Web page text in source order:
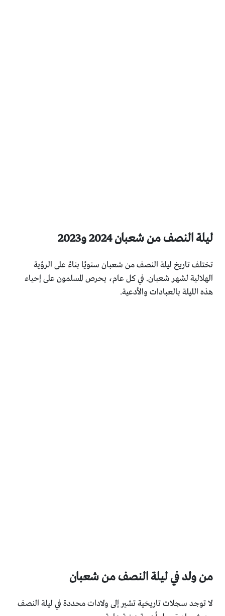
ليلة النصف من شعبان 2024 و2023
تختلف تاريخ ليلة النصف من شعبان سنويًا بناءً على الرؤية
الهلالية لشهر شعبان. في كل عام، يحرص المسلمون على إحياء
هذه الليلة بالعبادات والأدعية.
من ولد في ليلة النصف من شعبان
لا توجد سجلات تاريخية تشير إلى ولادات محددة في ليلة النصف